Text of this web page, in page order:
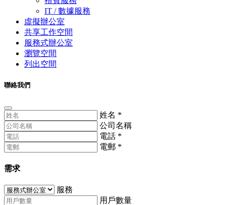
IT / 數據服務
虛擬辦公室
共享工作空間
服務式辦公室
瀏覽空間
列出空間
聯絡我們
姓名 *
公司名稱
電話 *
電郵 *
需求
服務
用戶數量